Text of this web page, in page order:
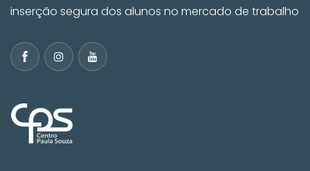
inserção segura dos alunos no mercado de trabalho